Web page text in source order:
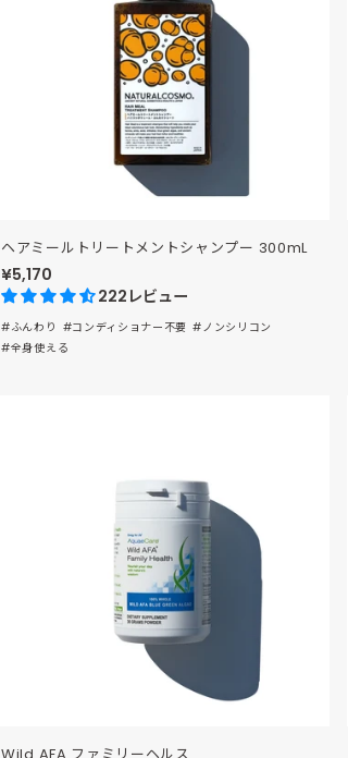
ヘアミールトリートメントシャンプー 300mL
¥5,170
222レビュー
#ふんわり #コンディショナー不要 #ノンシリコン
#全身使える